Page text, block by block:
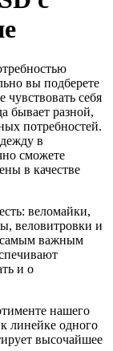
вы подберете
чувствовать себя
бывает разной,
потребностей.
в
сможете
в качестве
веломайки,
веловитровки и
самым важным
и о
нашего
линейке одного
высочайшее